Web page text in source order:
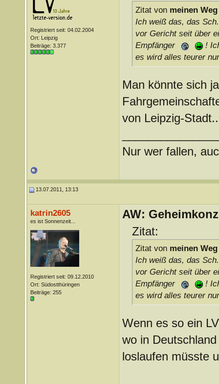
Registriert seit: 04.02.2004
Ort: Leipzig
Beiträge: 3.377
Zitat von meinen Weg
Ich weiß das, das
vor Gericht seit über
Empfänger
!
es wird alles teurer
Man könnte sich
von Leipzig-
Nur wer fallen,
13.07.2011, 13:13
katrin2605
es ist Sonnenzeit...
Registriert seit: 09.12.2010
Ort: Südostthüringen
Beiträge: 255
AW:
Zitat:
Zitat von meinen Weg
Ich weiß das, das
vor Gericht seit über
Empfänger
!
es wird alles teurer
Wenn es so ein
wo in
loslaufen müsste